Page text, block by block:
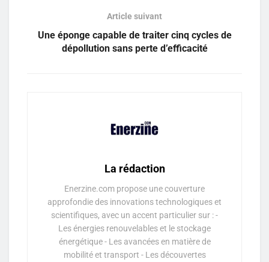
Article suivant
Une éponge capable de traiter cinq cycles de
dépollution sans perte d’efficacité
La rédaction
Enerzine.com propose une couverture
approfondie des innovations technologiques et
scientifiques, avec un accent particulier sur : -
Les énergies renouvelables et le stockage
énergétique - Les avancées en matière de
mobilité et transport - Les découvertes